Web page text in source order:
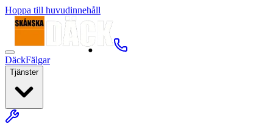
Hoppa till huvudinnehåll
DäckFälgar
Tjänster